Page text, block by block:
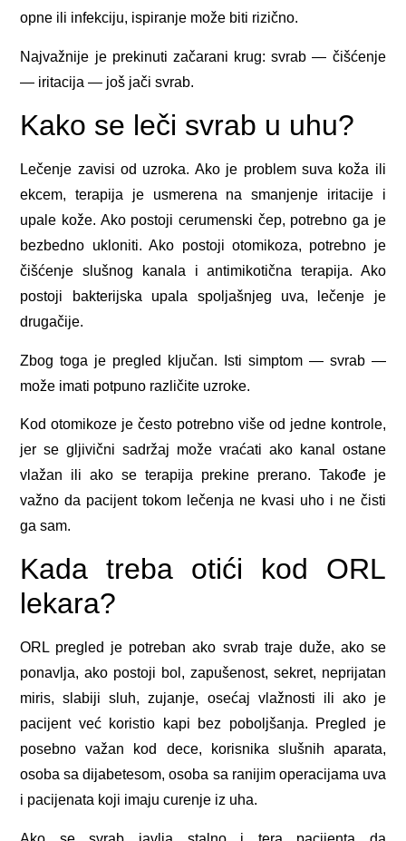
opne ili infekciju, ispiranje može biti rizično.
Najvažnije je prekinuti začarani krug: svrab — čišćenje
— iritacija — još jači svrab.
Kako se leči svrab u uhu?
Lečenje zavisi od uzroka. Ako je problem suva koža ili
ekcem, terapija je usmerena na smanjenje iritacije i
upale kože. Ako postoji cerumenski čep, potrebno ga je
bezbedno ukloniti. Ako postoji otomikoza, potrebno je
čišćenje slušnog kanala i antimikotična terapija. Ako
postoji bakterijska upala spoljašnjeg uva, lečenje je
drugačije.
Zbog toga je pregled ključan. Isti simptom — svrab —
može imati potpuno različite uzroke.
Kod otomikoze je često potrebno više od jedne kontrole,
jer se gljivični sadržaj može vraćati ako kanal ostane
vlažan ili ako se terapija prekine prerano. Takođe je
važno da pacijent tokom lečenja ne kvasi uho i ne čisti
ga sam.
Kada treba otići kod ORL
lekara?
ORL pregled je potreban ako svrab traje duže, ako se
ponavlja, ako postoji bol, zapušenost, sekret, neprijatan
miris, slabiji sluh, zujanje, osećaj vlažnosti ili ako je
pacijent već koristio kapi bez poboljšanja. Pregled je
posebno važan kod dece, korisnika slušnih aparata,
osoba sa dijabetesom, osoba sa ranijim operacijama uva
i pacijenata koji imaju curenje iz uha.